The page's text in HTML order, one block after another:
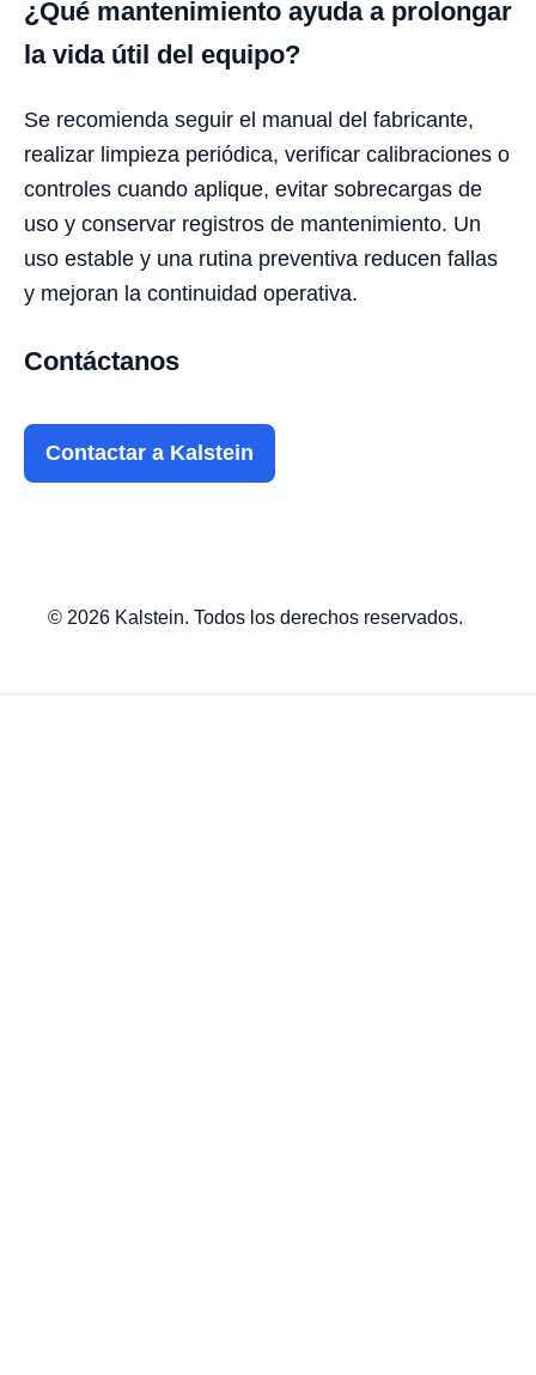
¿Qué mantenimiento ayuda a prolongar
la vida útil del equipo?
Se recomienda seguir el manual del fabricante,
realizar limpieza periódica, verificar calibraciones o
controles cuando aplique, evitar sobrecargas de
uso y conservar registros de mantenimiento. Un
uso estable y una rutina preventiva reducen fallas
y mejoran la continuidad operativa.
Contáctanos
Contactar a Kalstein
© 2026 Kalstein. Todos los derechos reservados.